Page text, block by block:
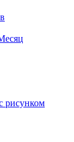
рисунком